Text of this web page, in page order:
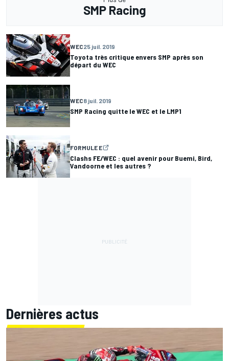
SMP Racing
WEC25 juil. 2019
Toyota très critique envers SMP après son
départ du WEC
WEC8 juil. 2019
SMP Racing quitte le WEC et le LMP1
FORMULE E
Clashs FE/WEC : quel avenir pour Buemi, Bird,
Vandoorne et les autres ?
Dernières actus